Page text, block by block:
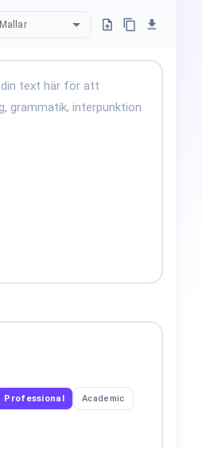
Mallar
Professional Academic